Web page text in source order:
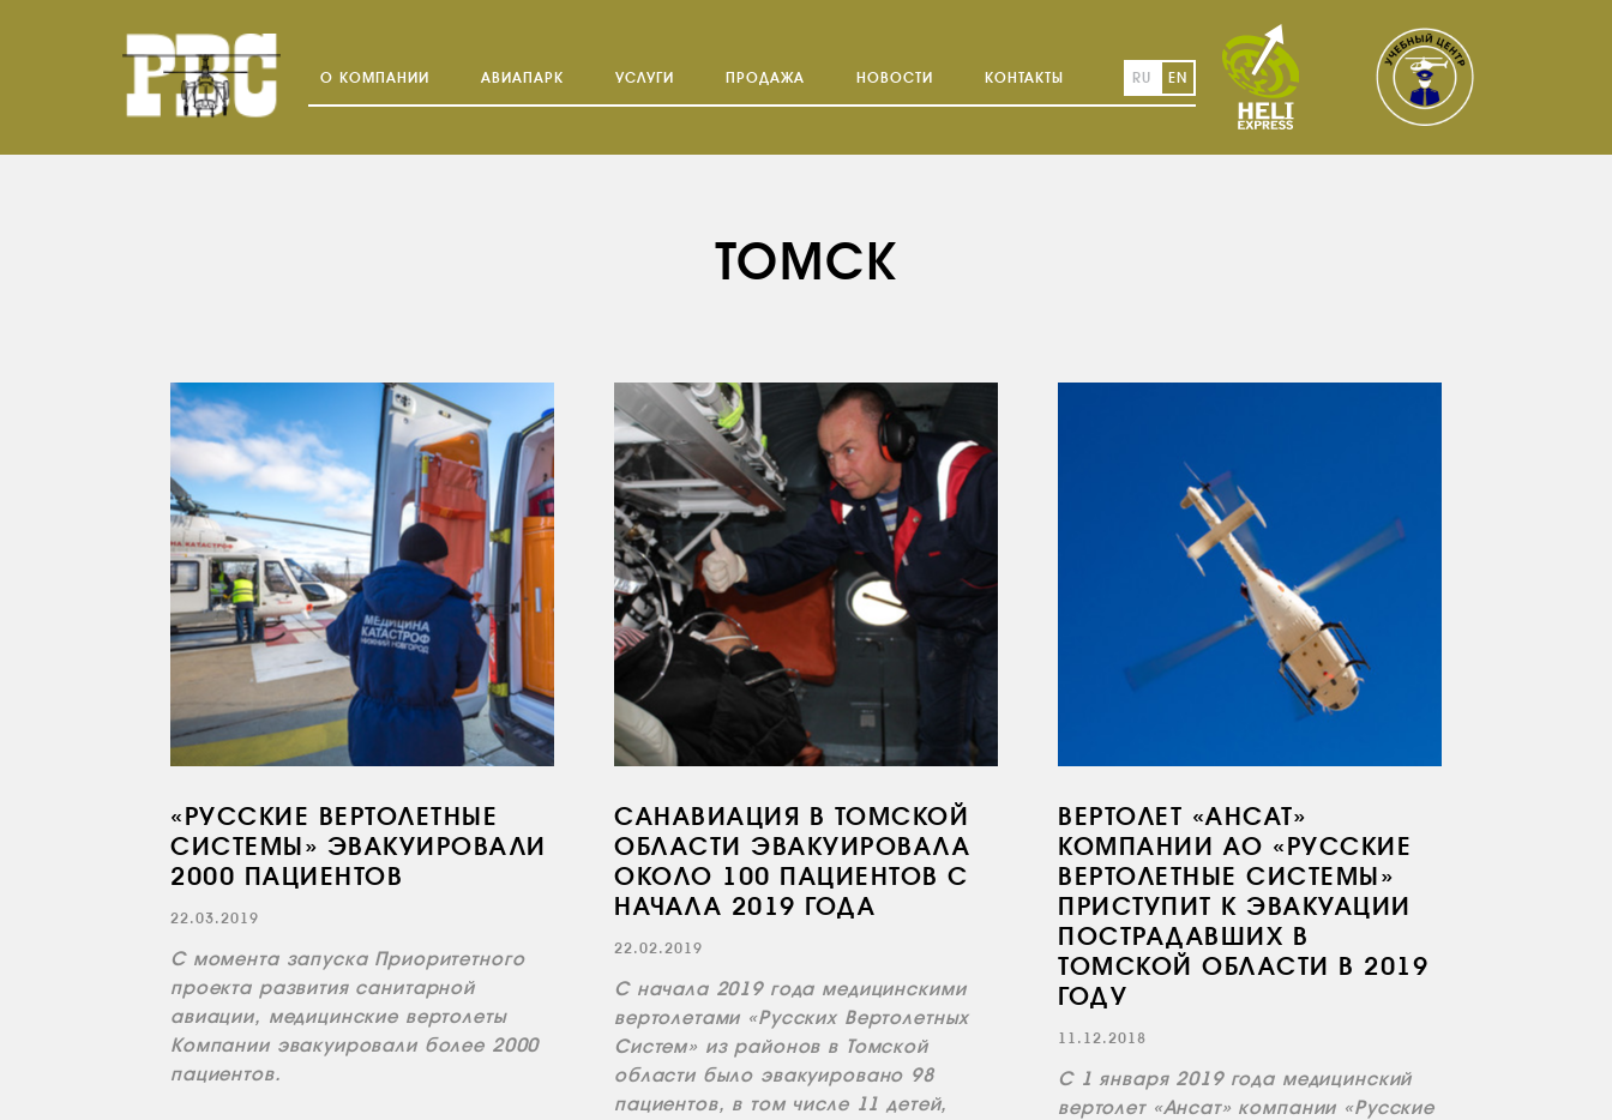
О КОМПАНИИ АВИАПАРК УСЛУГИ ПРОДАЖА НОВОСТИ КОНТАКТЫ RU EN
ТОМСК
«РУССКИЕ ВЕРТОЛЕТНЫЕ
СИСТЕМЫ» ЭВАКУИРОВАЛИ
2000 ПАЦИЕНТОВ
22.03.2019
С момента запуска Приоритетного
проекта развития санитарной
авиации, медицинские вертолеты
Компании эвакуировали более 2000
пациентов.
САНАВИАЦИЯ В ТОМСКОЙ
ОБЛАСТИ ЭВАКУИРОВАЛА
ОКОЛО 100 ПАЦИЕНТОВ С
НАЧАЛА 2019 ГОДА
22.02.2019
С начала 2019 года медицинскими
вертолетами «Русских Вертолетных
Систем» из районов в Томской
области было эвакуировано 98
пациентов, в том числе 11 детей,
ВЕРТОЛЕТ «АНСАТ»
КОМПАНИИ АО «РУССКИЕ
ВЕРТОЛЕТНЫЕ СИСТЕМЫ»
ПРИСТУПИТ К ЭВАКУАЦИИ
ПОСТРАДАВШИХ В
ТОМСКОЙ ОБЛАСТИ В 2019
ГОДУ
11.12.2018
С 1 января 2019 года медицинский
вертолет «Ансат» компании «Русские